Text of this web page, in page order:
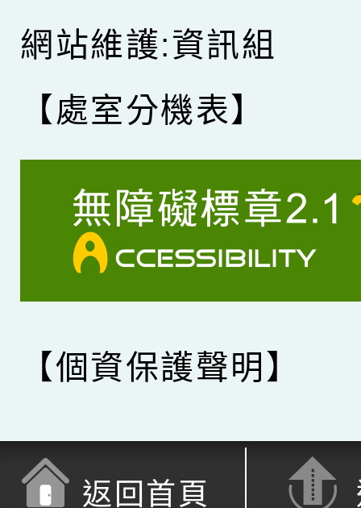
網站維護:資訊組
【處室分機表】
【個資保護聲明】
返回首頁